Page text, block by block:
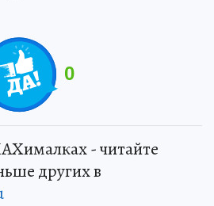
0
- читайте
других в